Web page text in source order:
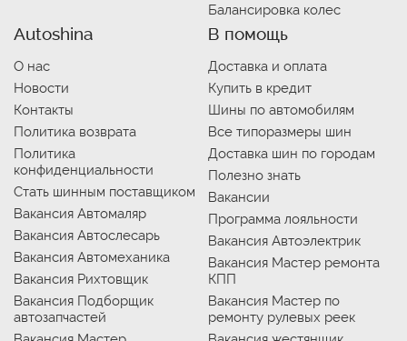
Балансировка колес
Autoshina
О нас
Новости
Контакты
Политика возврата
Политика
конфиденциальности
Стать шинным поставщиком
Вакансия Автомаляр
Вакансия Автослесарь
Вакансия Автомеханика
Вакансия Рихтовщик
Вакансия Подборщик
автозапчастей
В помощь
Доставка и оплата
Купить в кредит
Шины по автомобилям
Все типоразмеры шин
Доставка шин по городам
Полезно знать
Вакансии
Программа лояльности
Вакансия Автоэлектрик
Вакансия Мастер ремонта
КПП
Вакансия Мастер по
ремонту рулевых реек